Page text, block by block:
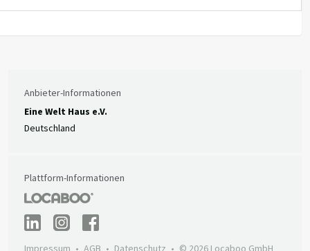
Anbieter-Informationen
Eine Welt Haus e.V.
Deutschland
Plattform-Informationen
Impressum AGB Datenschutz © 2026 Locaboo GmbH